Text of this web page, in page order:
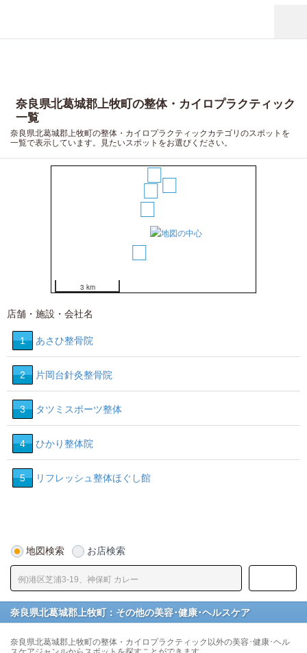
奈良県北葛城郡上牧町の整体・カイロプラクティック
一覧
奈良県北葛城郡上牧町の整体・カイロプラクティックカテゴリのスポットを
一覧で表示しています。見たいスポットをお選びください。
3 km
店舗・施設・会社名
1 あさひ整骨院
2 片岡台針灸整骨院
3 タツミスポーツ整体
4 ひかり整体院
5 リフレッシュ整体ほぐし館
地図検索 お店検索
奈良県北葛城郡上牧町：その他の美容･健康･ヘルスケア
奈良県北葛城郡上牧町の整体・カイロプラクティック以外の美容･健康･ヘル